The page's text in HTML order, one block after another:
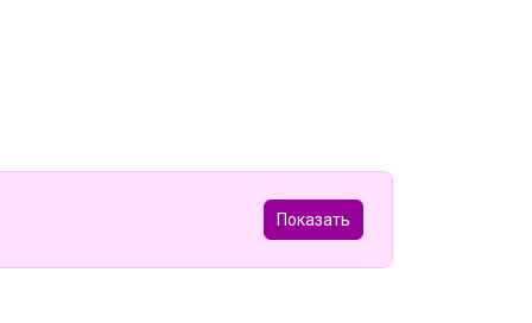
Показать